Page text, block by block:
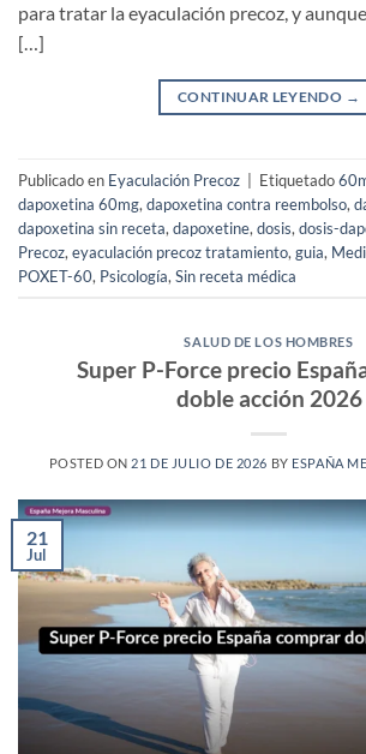
para tratar la eyaculación precoz, y
[…]
CONTINUAR LEYENDO →
Publicado en Eyaculación Precoz | Etiquetado
dapoxetina 60mg, dapoxetina contra reembolso,
dapoxetina sin receta, dapoxetine, dosis, dosis-
Precoz, eyaculación precoz tratamiento, guia,
POXET-60, Psicología, Sin receta médica
SALUD DE LOS HOMBRES
Super P-Force precio
doble acción 2026
POSTED ON 21 DE JULIO DE 2026 BY ESPAÑA
21
Jul